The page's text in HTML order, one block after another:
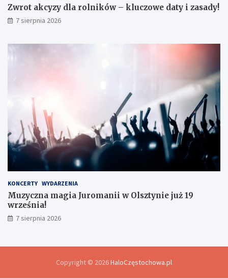
Zwrot akcyzy dla rolników – kluczowe daty i zasady!
7 sierpnia 2026
KONCERTY WYDARZENIA
Muzyczna magia Juromanii w Olsztynie już 19
września!
7 sierpnia 2026
Copyright © 2026HaloCzęstochowa.pl